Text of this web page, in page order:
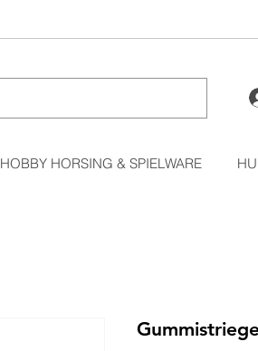
HOBBY HORSING & SPIELWARE